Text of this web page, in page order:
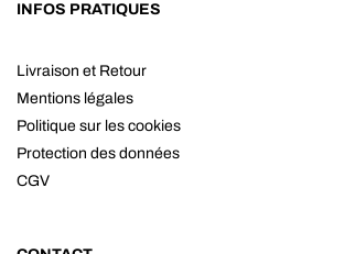
INFOS PRATIQUES
Livraison et Retour
Mentions légales
Politique sur les cookies
Protection des données
CGV